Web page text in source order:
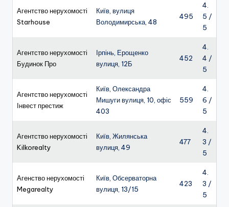
Агентство нерухомості
Starhouse
Київ, вулиця
Володимирська, 48
495
4.
5 /
5
Агентство нерухомості
Будинок Про
Ірпінь, Ерощенко
вулиця, 12Б
452
4.
4 /
5
Агентство нерухомості
Інвест престиж
Київ, Олександра
Мишуги вулиця, 10, офіс
403
559
4.
6 /
5
Агентство нерухомості
Kilkorealty
Київ, Жилянська
вулиця, 49
477
4.
3 /
5
Агенство нерухомості
Megarealty
Київ, Обсерваторна
вулиця, 13/15
423
4.
3 /
5